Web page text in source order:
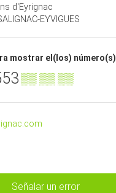
d'Eyrignac
EYVIGUES
mostrar el(los) número(s)
▒▒ ▒▒ ▒▒
Señalar un error